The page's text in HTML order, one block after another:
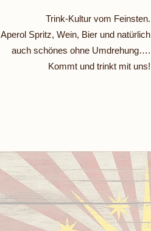
Trink-Kultur vom Feinsten.
Aperol Spritz, Wein, Bier und natürlich
auch schönes ohne Umdrehung….
Kommt und trinkt mit uns!